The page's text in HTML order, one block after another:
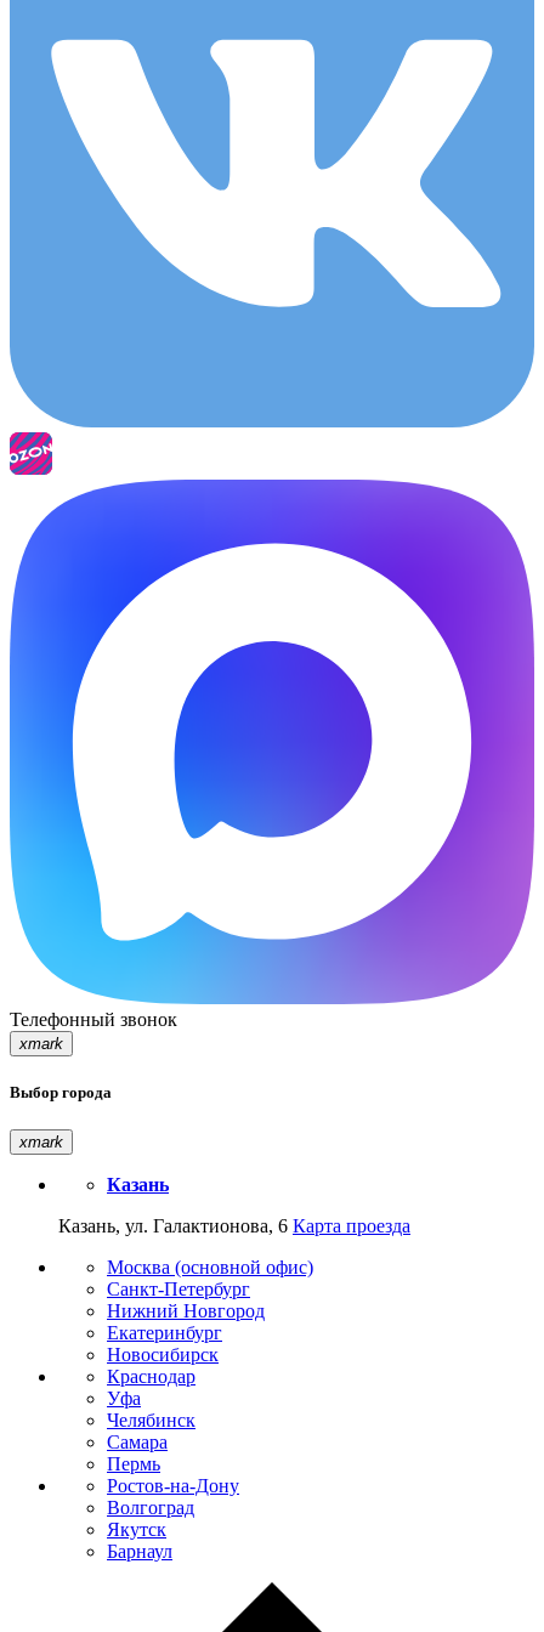
Телефонный звонок
xmark
Выбор города
xmark
Казань
Казань, ул. Галактионова, 6 Карта проезда
Москва (основной офис)
Санкт-Петербург
Нижний Новгород
Екатеринбург
Новосибирск
Краснодар
Уфа
Челябинск
Самара
Пермь
Ростов-на-Дону
Волгоград
Якутск
Барнаул